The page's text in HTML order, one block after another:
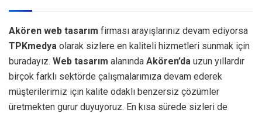
Akören web tasarım firması arayışlarınız devam ediyorsa
TPKmedya olarak sizlere en kaliteli hizmetleri sunmak için
buradayız. Web tasarım alanında Akören’da uzun yıllardır
birçok farklı sektörde çalışmalarımıza devam ederek
müşterilerimiz için kalite odaklı benzersiz çözümler
üretmekten gurur duyuyoruz. En kısa sürede sizleri de